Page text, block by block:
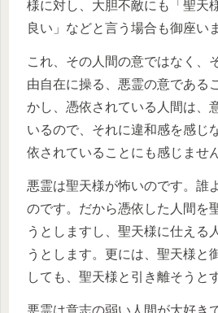
様に対し、大胆不敵にも「聖天
良い」などと言う場合も御座い
これ、その人間の意ではなく、
由自在に操る、悪霊の意である
かし、憑依されている人間は、
いるので、それに違和感を感じ
依されていることにも感じません
悪霊は聖天様が怖いのです。誰
のです。だから憑依した人間を
うとしますし、聖天様に仕える
うとします。更には、聖天様と
しても、聖天様と引き離そうと
悪霊は意志の弱い人間が大好き